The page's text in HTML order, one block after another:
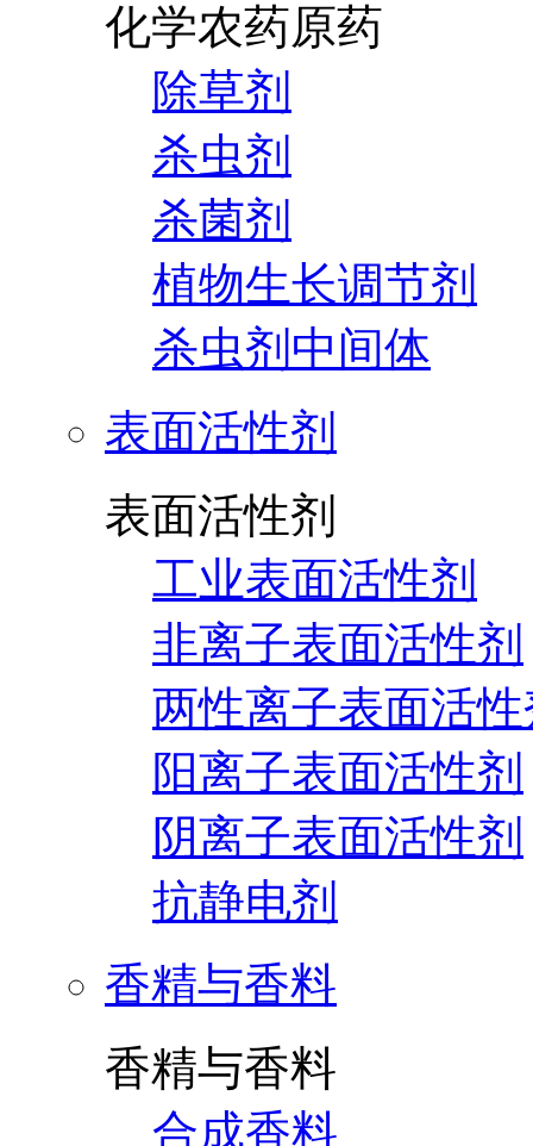
化学农药原药
除草剂
杀虫剂
杀菌剂
植物生长调节剂
杀虫剂中间体
表面活性剂
表面活性剂
工业表面活性剂
非离子表面活性剂
两性离子表面活
阳离子表面活性剂
阴离子表面活性剂
抗静电剂
香精与香料
香精与香料
合成香料